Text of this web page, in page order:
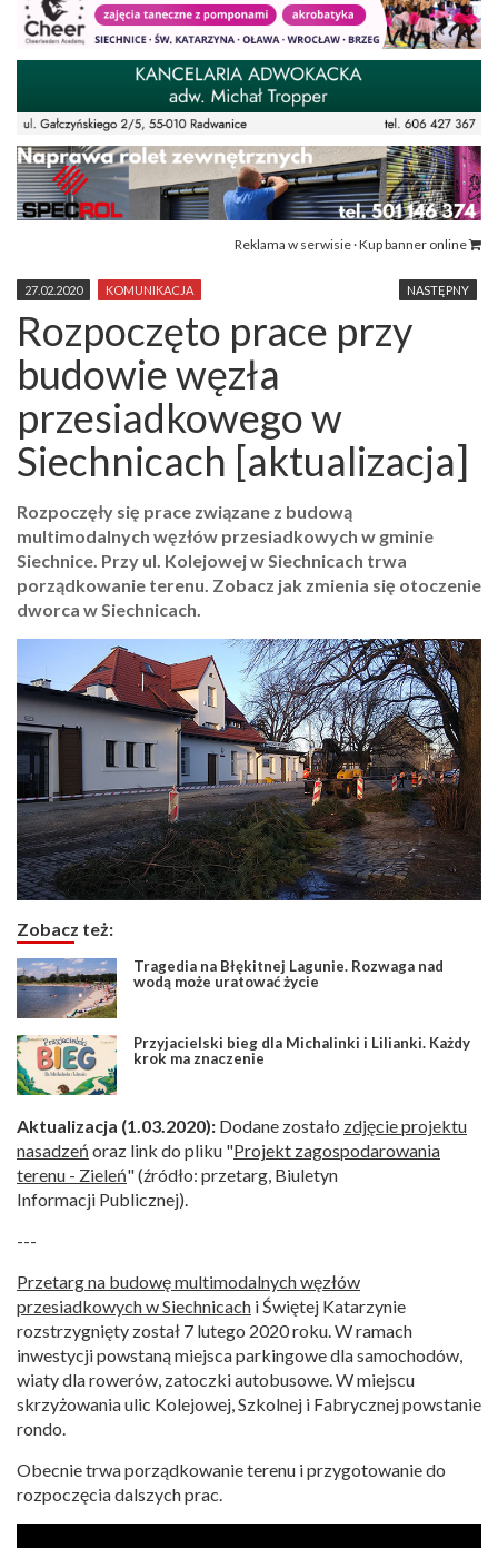
Reklama w serwisie · Kup banner online
NASTĘPNY
27.02.2020 KOMUNIKACJA
Rozpoczęto prace przy
budowie węzła
przesiadkowego w
Siechnicach [aktualizacja]
Rozpoczęły się prace związane z budową
multimodalnych węzłów przesiadkowych w gminie
Siechnice. Przy ul. Kolejowej w Siechnicach trwa
porządkowanie terenu. Zobacz jak zmienia się otoczenie
dworca w Siechnicach.
Zobacz też:
Tragedia na Błękitnej Lagunie. Rozwaga nad
wodą może uratować życie
Przyjacielski bieg dla Michalinki i Lilianki. Każdy
krok ma znaczenie
Aktualizacja (1.03.2020): Dodane zostało zdjęcie projektu
nasadzeń oraz link do pliku "Projekt zagospodarowania
terenu - Zieleń" (źródło: przetarg, Biuletyn
Informacji Publicznej).
---
Przetarg na budowę multimodalnych węzłów
przesiadkowych w Siechnicach i Świętej Katarzynie
rozstrzygnięty został 7 lutego 2020 roku. W ramach
inwestycji powstaną miejsca parkingowe dla samochodów,
wiaty dla rowerów, zatoczki autobusowe. W miejscu
skrzyżowania ulic Kolejowej, Szkolnej i Fabrycznej powstanie
rondo.
Obecnie trwa porządkowanie terenu i przygotowanie do
rozpoczęcia dalszych prac.